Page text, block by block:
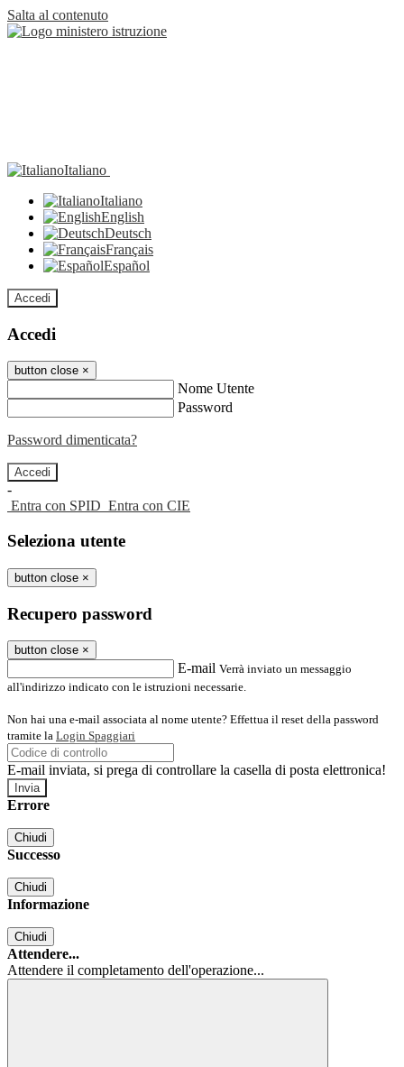
Salta al contenuto
Italiano
Italiano
English
Deutsch
Français
Español
Accedi
Accedi
button close ×
Nome Utente
Password
Password dimenticata?
-
Entra con SPID Entra con CIE
Seleziona utente
button close ×
Recupero password
button close ×
E-mail Verrà inviato un messaggio
all'indirizzo indicato con le istruzioni necessarie.
Non hai una e-mail associata al nome utente? Effettua il reset della password
tramite la Login Spaggiari
E-mail inviata, si prega di controllare la casella di posta elettronica!
Errore
Chiudi
Successo
Chiudi
Informazione
Chiudi
Attendere...
Attendere il completamento dell'operazione...